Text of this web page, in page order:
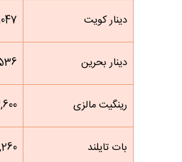
دینار کویت
دینار بحرین
رینگیت مالزی
بات تایلند